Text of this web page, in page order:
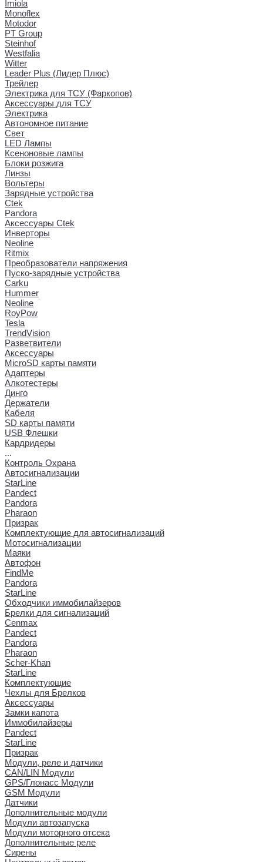
Imiola
Monoflex
Motodor
PT Group
Steinhof
Westfalia
Witter
Leader Plus (Лидер Плюс)
Трейлер
Электрика для ТСУ (Фаркопов)
Аксессуары для ТСУ
Электрика
Автономное питание
Свет
LED Лампы
Ксеноновые лампы
Блоки розжига
Линзы
Вольтеры
Зарядные устройства
Ctek
Pandora
Аксессуары Ctek
Инверторы
Neoline
Ritmix
Преобразователи напряжения
Пуско-зарядные устройства
Carku
Hummer
Neoline
RoyPow
Tesla
TrendVision
Разветвители
Аксессуары
MicroSD карты памяти
Адаптеры
Алкотестеры
Динго
Держатели
Кабеля
SD карты памяти
USB Флешки
Кардридеры
...
Контроль Охрана
Автосигнализации
StarLine
Pandect
Pandora
Pharaon
Призрак
Комплектующие для автосигнализаций
Мотосигнализации
Маяки
Автофон
FindMe
Pandora
StarLine
Обходчики иммобилайзеров
Брелки для сигнализаций
Cenmax
Pandect
Pandora
Pharaon
Scher-Khan
StarLine
Комплектующие
Чехлы для Брелков
Аксессуары
Замки капота
Иммобилайзеры
Pandect
StarLine
Призрак
Модули, реле и датчики
CAN/LIN Модули
GPS/Глонасс Модули
GSM Модули
Датчики
Дополнительные модули
Модули автозапуска
Модули моторного отсека
Дополнительные реле
Сирены